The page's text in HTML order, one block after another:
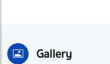
Gallery